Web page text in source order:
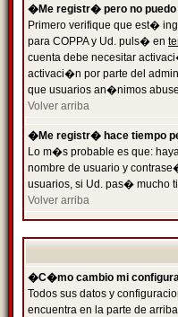
�Me registr� pero no puedo
Primero verifique que est�
para COPPA y Ud. puls� en
cuenta debe necesitar
activaci�n por parte del
que usuarios an�nimos
Volver arriba
�Me registr� hace tiempo
Lo m�s probable es que:
nombre de usuario y
usuarios, si Ud. pas� mucho
Volver arriba
�C�mo cambio mi
Todos sus datos y
encuentra en la parte de